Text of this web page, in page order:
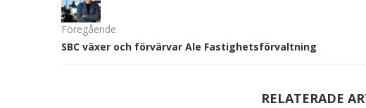
Föregående
SBC växer och förvärvar Ale Fastighetsförvaltning
RELATERADE